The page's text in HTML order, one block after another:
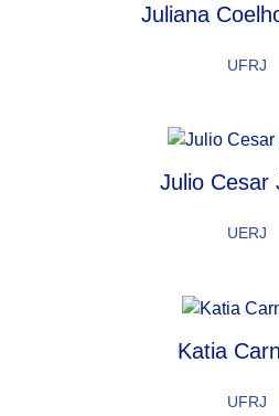
Juliana
UFRJ
Julio Cesar
UERJ
Katia
UFRJ